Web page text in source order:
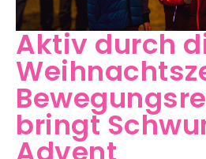
Aktiv durch
bringt